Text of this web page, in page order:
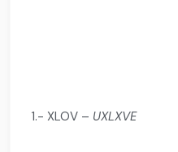
1.- XLOV – UXLXVE